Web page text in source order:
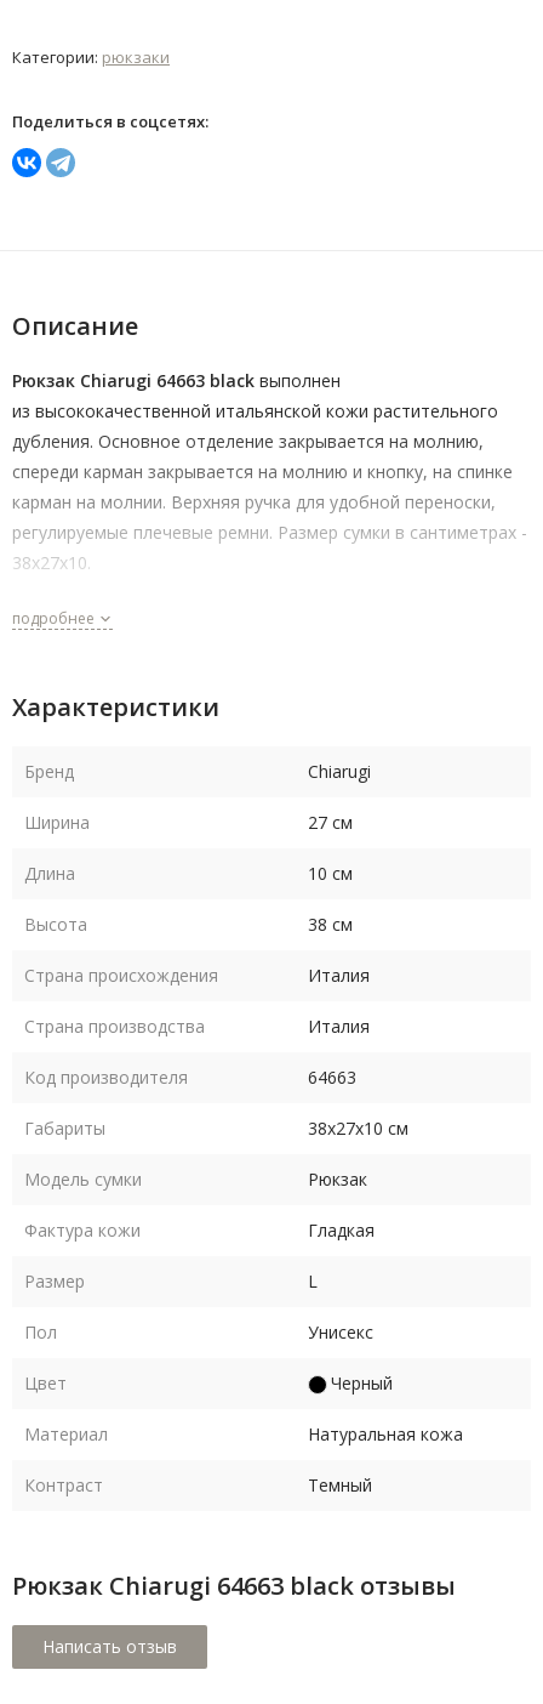
Категории: рюкзаки
Поделиться в соцсетях:
Описание
Рюкзак Chiarugi 64663 black выполнен
из высококачественной итальянской кожи растительного
дубления. Основное отделение закрывается на молнию,
спереди карман закрывается на молнию и кнопку, на спинке
карман на молнии. Верхняя ручка для удобной переноски,
регулируемые плечевые ремни. Размер сумки в сантиметрах -
38х27х10.
подробнее
Характеристики
Бренд Chiarugi
Ширина 27 см
Длина 10 см
Высота 38 см
Страна происхождения Италия
Страна производства Италия
Код производителя 64663
Габариты 38х27х10 см
Модель сумки Рюкзак
Фактура кожи Гладкая
Размер L
Пол Унисекс
Цвет Черный
Материал Натуральная кожа
Контраст Темный
Рюкзак Chiarugi 64663 black отзывы